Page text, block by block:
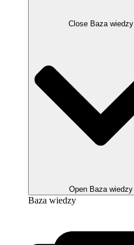
Close Baza wiedzy
Open Baza wiedzy
Baza wiedzy